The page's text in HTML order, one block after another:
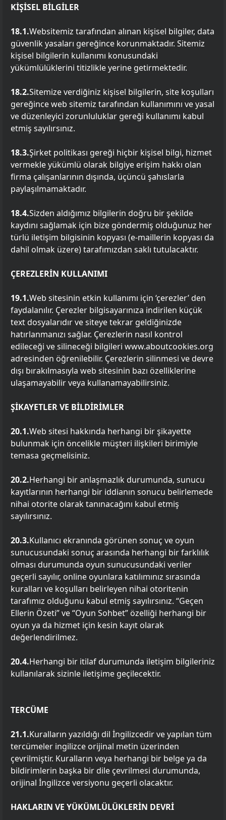
KİŞİSEL BİLGİLER
18.1.Websitemiz tarafından alınan kişisel bilgiler, data
güvenlik yasaları gereğince korunmaktadır. Sitemiz
kişisel bilgilerin kullanımı konusundaki
yükümlülüklerini titizlikle yerine getirmektedir.
18.2.Sitemize verdiğiniz kişisel bilgilerin, site koşulları
gereğince web sitemiz tarafından kullanımını ve yasal
ve düzenleyici zorunluluklar gereği kullanımı kabul
etmiş sayılırsınız.
18.3.Şirket politikası gereği hiçbir kişisel bilgi, hizmet
vermekle yükümlü olarak bilgiye erişim hakkı olan
firma çalışanlarının dışında, üçüncü şahıslarla
paylaşılmamaktadır.
18.4.Sizden aldığımız bilgilerin doğru bir şekilde
kaydını sağlamak için bize göndermiş olduğunuz her
türlü iletişim bilgisinin kopyası (e-maillerin kopyası da
dahil olmak üzere) tarafımızdan saklı tutulacaktır.
ÇEREZLERİN KULLANIMI
19.1.Web sitesinin etkin kullanımı için ‘çerezler’ den
faydalanılır. Çerezler bilgisayarınıza indirilen küçük
text dosyalarıdır ve siteye tekrar geldiğinizde
hatırlanmanızı sağlar. Çerezlerin nasıl kontrol
edileceği ve silineceği bilgileri www.aboutcookies.org
adresinden öğrenilebilir. Çerezlerin silinmesi ve devre
dışı bırakılmasıyla web sitesinin bazı özelliklerine
ulaşamayabilir veya kullanamayabilirsiniz.
ŞİKAYETLER VE BİLDİRİMLER
20.1.Web sitesi hakkında herhangi bir şikayette
bulunmak için öncelikle müşteri ilişkileri birimiyle
temasa geçmelisiniz.
20.2.Herhangi bir anlaşmazlık durumunda, sunucu
kayıtlarının herhangi bir iddianın sonucu belirlemede
nihai otorite olarak tanınacağını kabul etmiş
sayılırsınız.
20.3.Kullanıcı ekranında görünen sonuç ve oyun
sunucusundaki sonuç arasında herhangi bir farklılık
olması durumunda oyun sunucusundaki veriler
geçerli sayılır, online oyunlara katılımınız sırasında
kuralları ve koşulları belirleyen nihai otoritenin
tarafımız olduğunu kabul etmiş sayılırsınız. “Geçen
Ellerin Özeti” ve “Oyun Sohbet” özelliği herhangi bir
oyun ya da hizmet için kesin kayıt olarak
değerlendirilmez.
20.4.Herhangi bir itilaf durumunda iletişim bilgileriniz
kullanılarak sizinle iletişime geçilecektir.
TERCÜME
21.1.Kuralların yazıldığı dil İngilizcedir ve yapılan tüm
tercümeler ingilizce orijinal metin üzerinden
çevrilmiştir. Kuralların veya herhangi bir belge ya da
bildirimlerin başka bir dile çevrilmesi durumunda,
orijinal İngilizce versiyonu geçerli olacaktır.
HAKLARIN VE YÜKÜMLÜLÜKLERİN DEVRİ